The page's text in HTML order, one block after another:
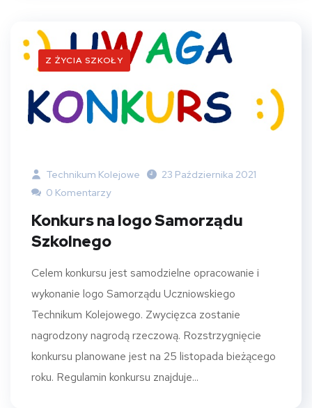
Z ŻYCIA SZKOŁY
Technikum Kolejowe
23 Października 2021
0 Komentarzy
Konkurs na logo Samorządu
Szkolnego
Celem konkursu jest samodzielne opracowanie i
wykonanie logo Samorządu Uczniowskiego
Technikum Kolejowego. Zwycięzca zostanie
nagrodzony nagrodą rzeczową. Rozstrzygnięcie
konkursu planowane jest na 25 listopada bieżącego
roku. Regulamin konkursu znajduje...